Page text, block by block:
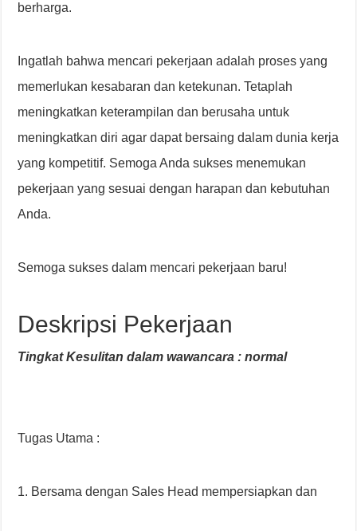
berharga.
Ingatlah bahwa mencari pekerjaan adalah proses yang
memerlukan kesabaran dan ketekunan. Tetaplah
meningkatkan keterampilan dan berusaha untuk
meningkatkan diri agar dapat bersaing dalam dunia kerja
yang kompetitif. Semoga Anda sukses menemukan
pekerjaan yang sesuai dengan harapan dan kebutuhan
Anda.
Semoga sukses dalam mencari pekerjaan baru!
Deskripsi Pekerjaan
Tingkat Kesulitan dalam wawancara : normal
Tugas Utama :
1. Bersama dengan Sales Head mempersiapkan dan